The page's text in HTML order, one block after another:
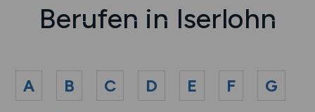
Berufen in Iserlohn
A B C D E F G